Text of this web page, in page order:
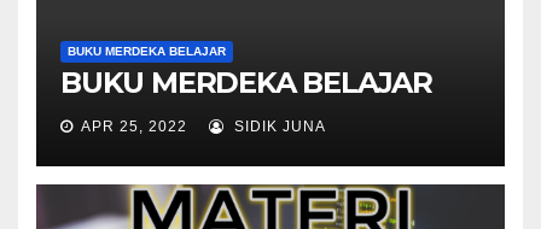
BUKU MERDEKA BELAJAR
BUKU MERDEKA BELAJAR
APR 25, 2022 SIDIK JUNA